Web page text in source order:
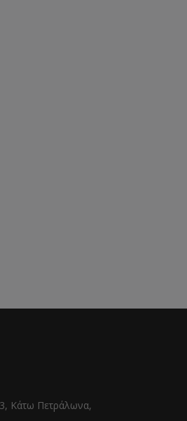
Κάτω Πετράλωνα,